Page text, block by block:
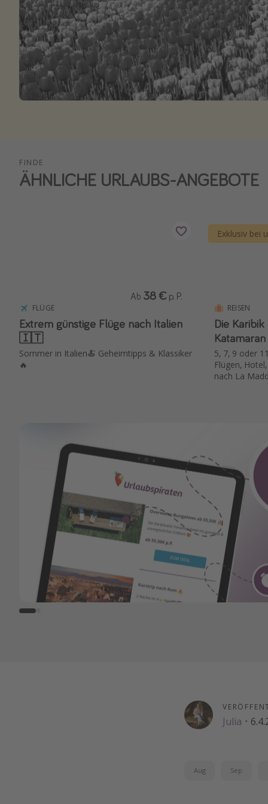
FINDE
ÄHNLICHE URLAUBS-ANGEBOTE
FLÜGE
Extrem günstige Flüge nach Italien
🇮🇹
Sommer in Italien🍝 Geheimtipps & Klassiker
🔥
Ab 38 € p. P.
Exklusiv bei
REISEN
Die
5, 7, 9 oder
Flügen,
nach La
Julia ·
Aug Sep